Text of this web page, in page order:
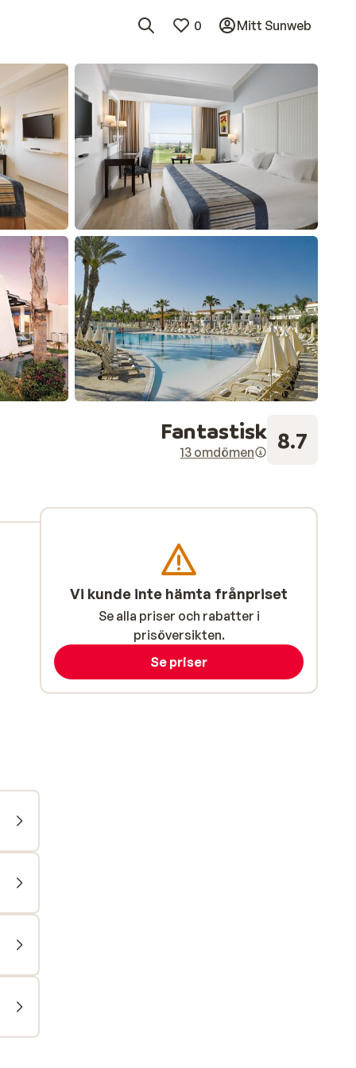
0 Mitt Sunweb
Fantastisk
13 omdömen 8.7
Vi kunde inte hämta frånpriset
Se alla priser och rabatter i
prisöversikten.
Se priser